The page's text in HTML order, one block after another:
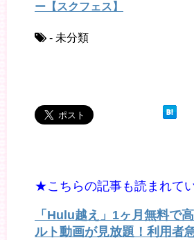
ー【スクフェス】
- 未分類
★こちらの記事も読まれて
「Hulu越え」1ヶ月無料で
ルト動画が見放題！利用者